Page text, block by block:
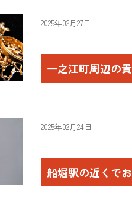
2025年02月27日
一之江町周辺の
2025年02月24日
船堀駅の近くで